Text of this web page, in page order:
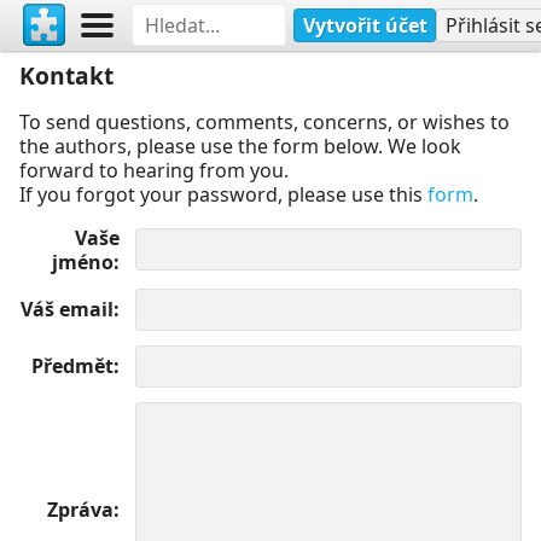
Vytvořit účet Přihlásit
Kontakt
To send questions, comments, concerns, or wishes to
the authors, please use the form below. We look
forward to hearing from you.
If you forgot your password, please use this form.
Vaše
jméno
Váš email
Předmět
Zpráva